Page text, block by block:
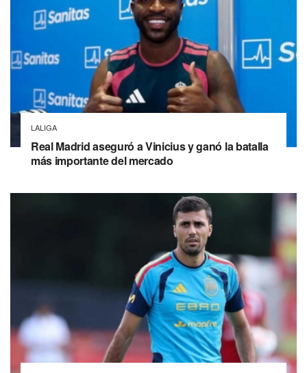
LALIGA
Real Madrid aseguró a Vinicius y ganó la batalla
más importante del mercado